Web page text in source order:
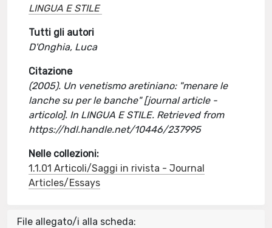
LINGUA E STILE
Tutti gli autori
D'Onghia, Luca
Citazione
(2005). Un venetismo aretiniano: "menare le
lanche su per le banche" [journal article -
articolo]. In LINGUA E STILE. Retrieved from
https://hdl.handle.net/10446/237995
Nelle collezioni:
1.1.01 Articoli/Saggi in rivista - Journal
Articles/Essays
File allegato/i alla scheda: